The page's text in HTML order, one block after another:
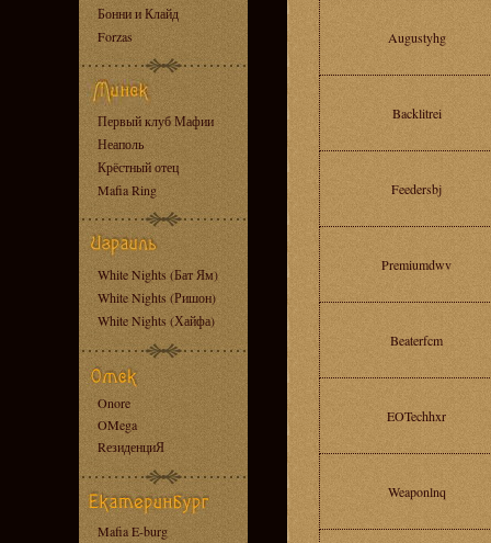
Бонни и Клайд
Forzas
Первый клуб Мафии
Неаполь
Крёстный отец
Mafia Ring
White Nights (Бат Ям)
White Nights (Ришон)
White Nights (Хайфа)
Onore
OMega
RезиденциЯ
Mafia E-burg
Augustyhg
Backlitrei
Feedersbj
Premiumdwv
Beaterfcm
EOTechhxr
Weaponlnq